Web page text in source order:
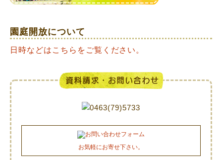
園庭開放について
日時などはこちらをご覧ください。
お気軽にお寄せ下さい。